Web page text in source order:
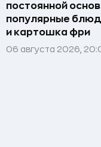
постоянной
популярные
и картошка фри
06 августа 2026,